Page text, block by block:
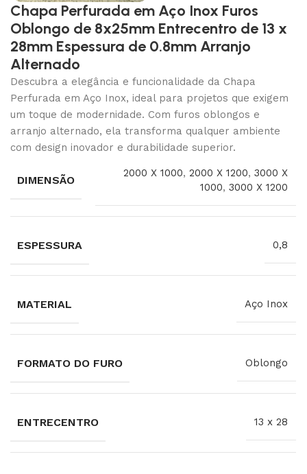
Chapa Perfurada em Aço Inox Furos
Oblongo de 8x25mm Entrecentro de 13 x
28mm Espessura de 0.8mm Arranjo
Alternado
Descubra a elegância e funcionalidade da Chapa
Perfurada em Aço Inox, ideal para projetos que exigem
um toque de modernidade. Com furos oblongos e
arranjo alternado, ela transforma qualquer ambiente
com design inovador e durabilidade superior.
DIMENSÃO
2000 X 1000,2000 X 1200,3000 X
1000,3000 X 1200
ESPESSURA 0,8
MATERIAL Aço Inox
FORMATO DO FURO Oblongo
ENTRECENTRO 13 x 28